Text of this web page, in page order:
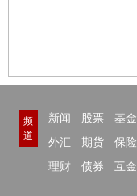
频
道
新闻 股票 基金
外汇
期货 保险
理财
债券 互金